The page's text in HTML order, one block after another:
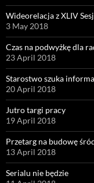
Wideorelacja z XLIV
3 May 2018
Czas na podwyżkę dla
23 April 2018
Starostwo szuka
20 April 2018
Jutro targi pracy
19 April 2018
Przetarg na budowę
13 April 2018
Serialu nie będzie